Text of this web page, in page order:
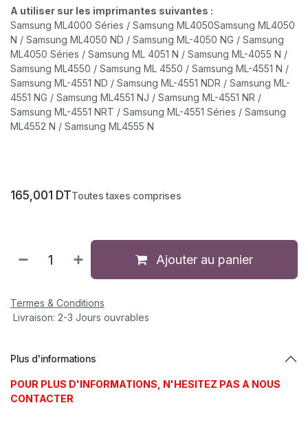
A utiliser sur les imprimantes suivantes :
Samsung ML4000 Séries / Samsung ML4050Samsung ML4050
N / Samsung ML4050 ND / Samsung ML-4050 NG / Samsung
ML4050 Séries / Samsung ML 4051 N / Samsung ML-4055 N /
Samsung ML4550 / Samsung ML 4550 / Samsung ML-4551 N /
Samsung ML-4551 ND / Samsung ML-4551 NDR / Samsung ML-
4551 NG / Samsung ML4551 NJ / Samsung ML-4551 NR /
Samsung ML-4551 NRT / Samsung ML-4551 Séries / Samsung
ML4552 N / Samsung ML4555 N
165,001 DTToutes taxes comprises
Ajouter au panier
Termes & Conditions
Livraison: 2-3 Jours ouvrables
Plus d'informations
POUR PLUS D'INFORMATIONS, N'HESITEZ PAS A NOUS
CONTACTER